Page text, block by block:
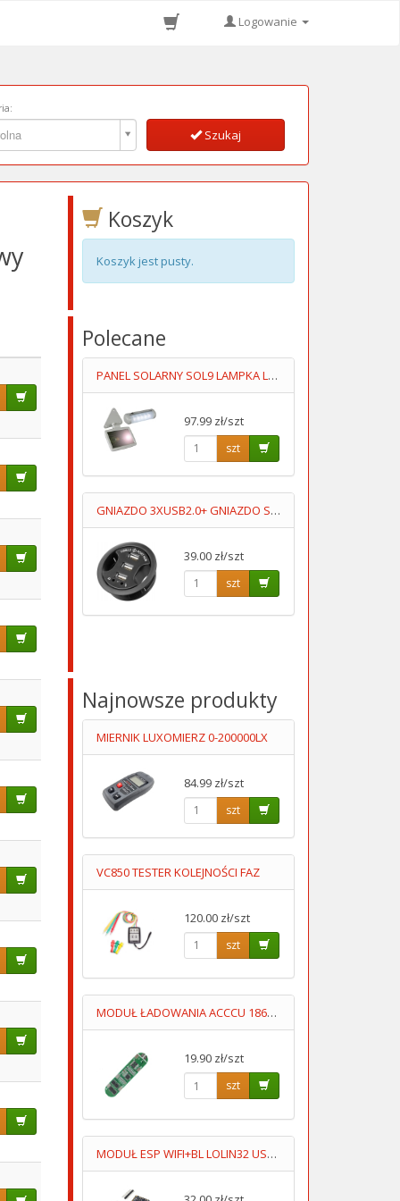
Logowanie
Szukaj
Koszyk
Koszyk jest pusty.
Polecane
PANEL SOLARNY SOL9 LAMPKA LED+OGNIWO
97.99 zł/szt
szt
GNIAZDO 3XUSB2.0+ GNIAZDO SŁUCHAWKI+MIKROFOPN 1.5M
39.00 zł/szt
szt
Najnowsze produkty
MIERNIK LUXOMIERZ 0-200000LX
84.99 zł/szt
szt
VC850 TESTER KOLEJNOŚCI FAZ
120.00 zł/szt
szt
MODUŁ ŁADOWANIA ACCCU 18650 4S TYP02-MODUŁ OCHRONY ACCU 14.8
19.90 zł/szt
szt
MODUŁ ESP WIFI+BL LOLIN32 USB-C